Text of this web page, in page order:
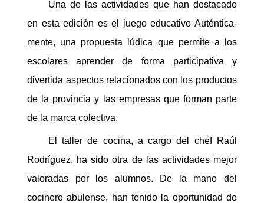
Una de las actividades que han destacado
en esta edición es el juego educativo Auténtica-
mente, una propuesta lúdica que permite a los
escolares aprender de forma participativa y
divertida aspectos relacionados con los productos
de la provincia y las empresas que forman parte
de la marca colectiva.
El taller de cocina, a cargo del chef Raúl
Rodríguez, ha sido otra de las actividades mejor
valoradas por los alumnos. De la mano del
cocinero abulense, han tenido la oportunidad de